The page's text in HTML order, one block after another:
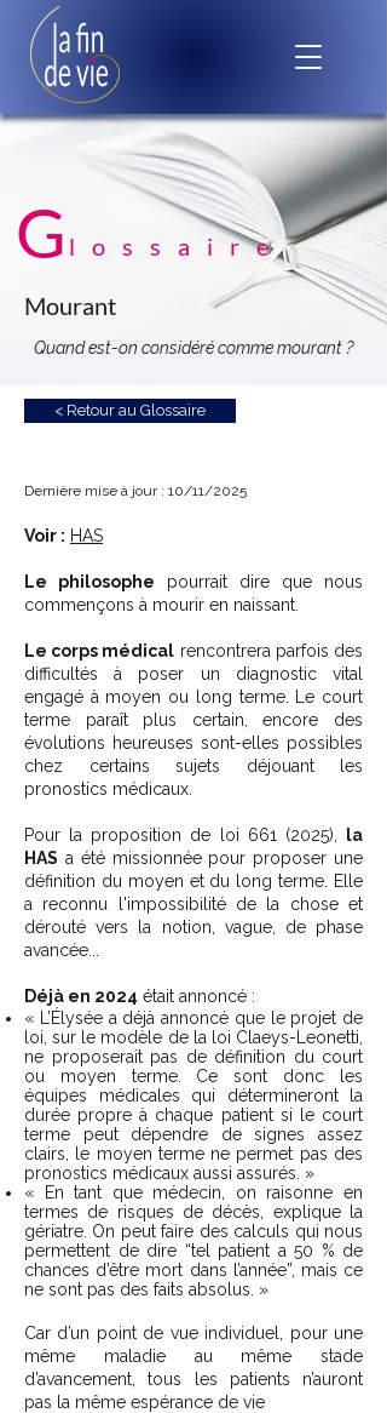
G lossaire
Mourant
Quand est-on considéré comme mourant ?
< Retour au Glossaire
Dernière mise à jour : 10/11/2025
Voir : HAS
Le philosophe pourrait dire que nous
commençons à mourir en naissant.
Le corps médical rencontrera parfois des
difficultés à poser un diagnostic vital
engagé à moyen ou long terme. Le court
terme paraît plus certain, encore des
évolutions heureuses sont-elles possibles
chez certains sujets déjouant les
pronostics médicaux.
Pour la proposition de loi 661 (2025),
la
HAS a été missionnée pour proposer une
définition du moyen et du long terme. Elle
a reconnu l'impossibilité de la chose et
dérouté vers la notion, vague, de phase
avancée...
Déjà en 2024 était annoncé :
« L’Élysée a déjà annoncé que le projet de
loi, sur le modèle de la loi Claeys-Leonetti,
ne proposerait pas de définition du court
ou moyen terme. Ce sont donc les
équipes médicales qui détermineront la
durée propre à chaque patient si le court
terme peut dépendre de signes assez
clairs, le moyen terme ne permet pas des
pronostics médicaux aussi assurés. »
« En tant que médecin, on raisonne en
termes de risques de décès, explique la
gériatre. On peut faire des calculs qui nous
permettent de dire “tel patient a 50 % de
chances d’être mort dans l’année”, mais ce
ne sont pas des faits absolus. »
Car d’un point de vue individuel, pour une
même maladie au même stade
d’avancement, tous les patients n’auront
pas la même espérance de vie